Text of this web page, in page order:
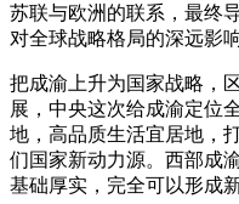
苏联与欧洲的联系，最终
对全球战略格局的深远影响
把成渝上升为国家战略，
展，中央这次给成渝定位
地，高品质生活宜居地，
们国家新动力源。西部成
基础厚实，完全可以形成